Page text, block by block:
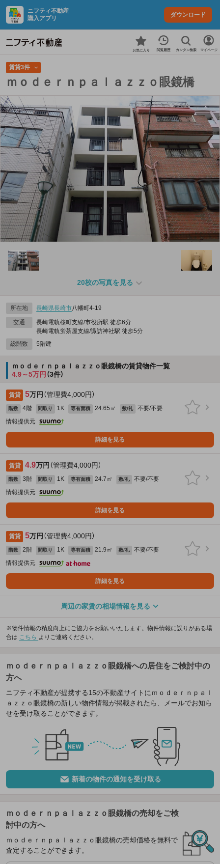
ニフティ不動産
購入アプリ
ダウンロード
お気に入り 閲覧履歴 カンタン検索 マイページ
賃貸3件
ｍｏｄｅｒｎｐａｌａｚｚｏ眼鏡橋
20枚の写真を見る
所在地 長崎県長崎市八幡町4-19
交通
長崎電軌桜町支線/市役所駅 徒歩6分
長崎電軌蛍茶屋支線/諏訪神社駅 徒歩5分
総階数
5階建
ｍｏｄｅｒｎｐａｌａｚｚｏ眼鏡橋の賃貸物件一覧
4.9～5万円 （3件）
賃貸 5万円 （管理費4,000円）
階数 4階 間取り 1K 専有面積 24.65㎡ 敷/礼
不要/不要
情報提供元
詳細を見る
賃貸 4.9万円 （管理費4,000円）
階数 3階 間取り 1K 専有面積 24.7㎡ 敷/礼
不要/不要
情報提供元
詳細を見る
賃貸 5万円 （管理費4,000円）
階数 2階 間取り 1K 専有面積 21.9㎡ 敷/礼
不要/不要
情報提供元
詳細を見る
周辺の家賃の相場情報を見る
※物件情報の精度向上にご協力をお願いいたします。物件情報に誤りがある場
合は こちら よりご連絡ください。
ｍｏｄｅｒｎｐａｌａｚｚｏ眼鏡橋への居住をご検討中の
方へ
ニフティ不動産が提携する15の不動産サイトにｍｏｄｅｒｎｐａｌ
ａｚｚｏ眼鏡橋の新しい物件情報が掲載されたら、メールでお知ら
せを受け取ることができます。
新着の物件の通知を受け取る
ｍｏｄｅｒｎｐａｌａｚｚｏ眼鏡橋の売却をご検
討中の方へ
ｍｏｄｅｒｎｐａｌａｚｚｏ眼鏡橋の売却価格を無料で
査定することができます。